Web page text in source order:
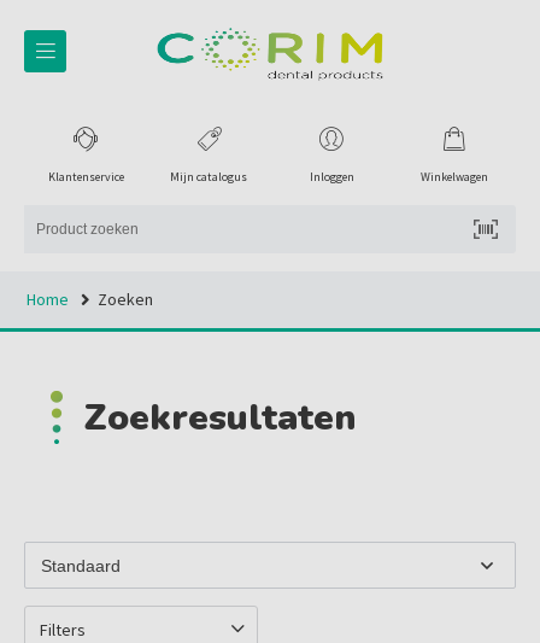
Winkelwagen
Inloggen
Mijn catalogus
Klantenservice
Home Zoeken
Zoekresultaten
Filters